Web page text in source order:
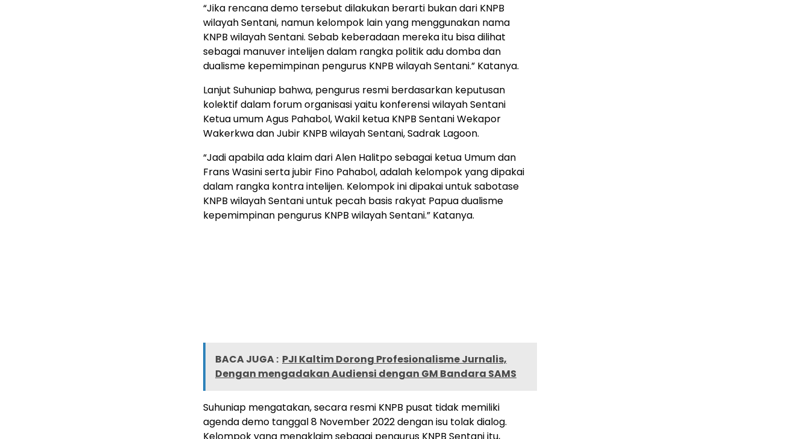
“Jika rencana demo tersebut dilakukan berarti bukan dari KNPB
wilayah Sentani, namun kelompok lain yang menggunakan nama
KNPB wilayah Sentani. Sebab keberadaan mereka itu bisa dilihat
sebagai manuver intelijen dalam rangka politik adu domba dan
dualisme kepemimpinan pengurus KNPB wilayah Sentani.” Katanya.
Lanjut Suhuniap bahwa, pengurus resmi berdasarkan keputusan
kolektif dalam forum organisasi yaitu konferensi wilayah Sentani
Ketua umum Agus Pahabol, Wakil ketua KNPB Sentani Wekapor
Wakerkwa dan Jubir KNPB wilayah Sentani, Sadrak Lagoon.
“Jadi apabila ada klaim dari Alen Halitpo sebagai ketua Umum dan
Frans Wasini serta jubir Fino Pahabol, adalah kelompok yang dipakai
dalam rangka kontra intelijen. Kelompok ini dipakai untuk sabotase
KNPB wilayah Sentani untuk pecah basis rakyat Papua dualisme
kepemimpinan pengurus KNPB wilayah Sentani.” Katanya.
BACA JUGA : PJI Kaltim Dorong Profesionalisme Jurnalis,
Dengan mengadakan Audiensi dengan ‎GM Bandara SAMS
Suhuniap mengatakan, secara resmi KNPB pusat tidak memiliki
agenda demo tanggal 8 November 2022 dengan isu tolak dialog.